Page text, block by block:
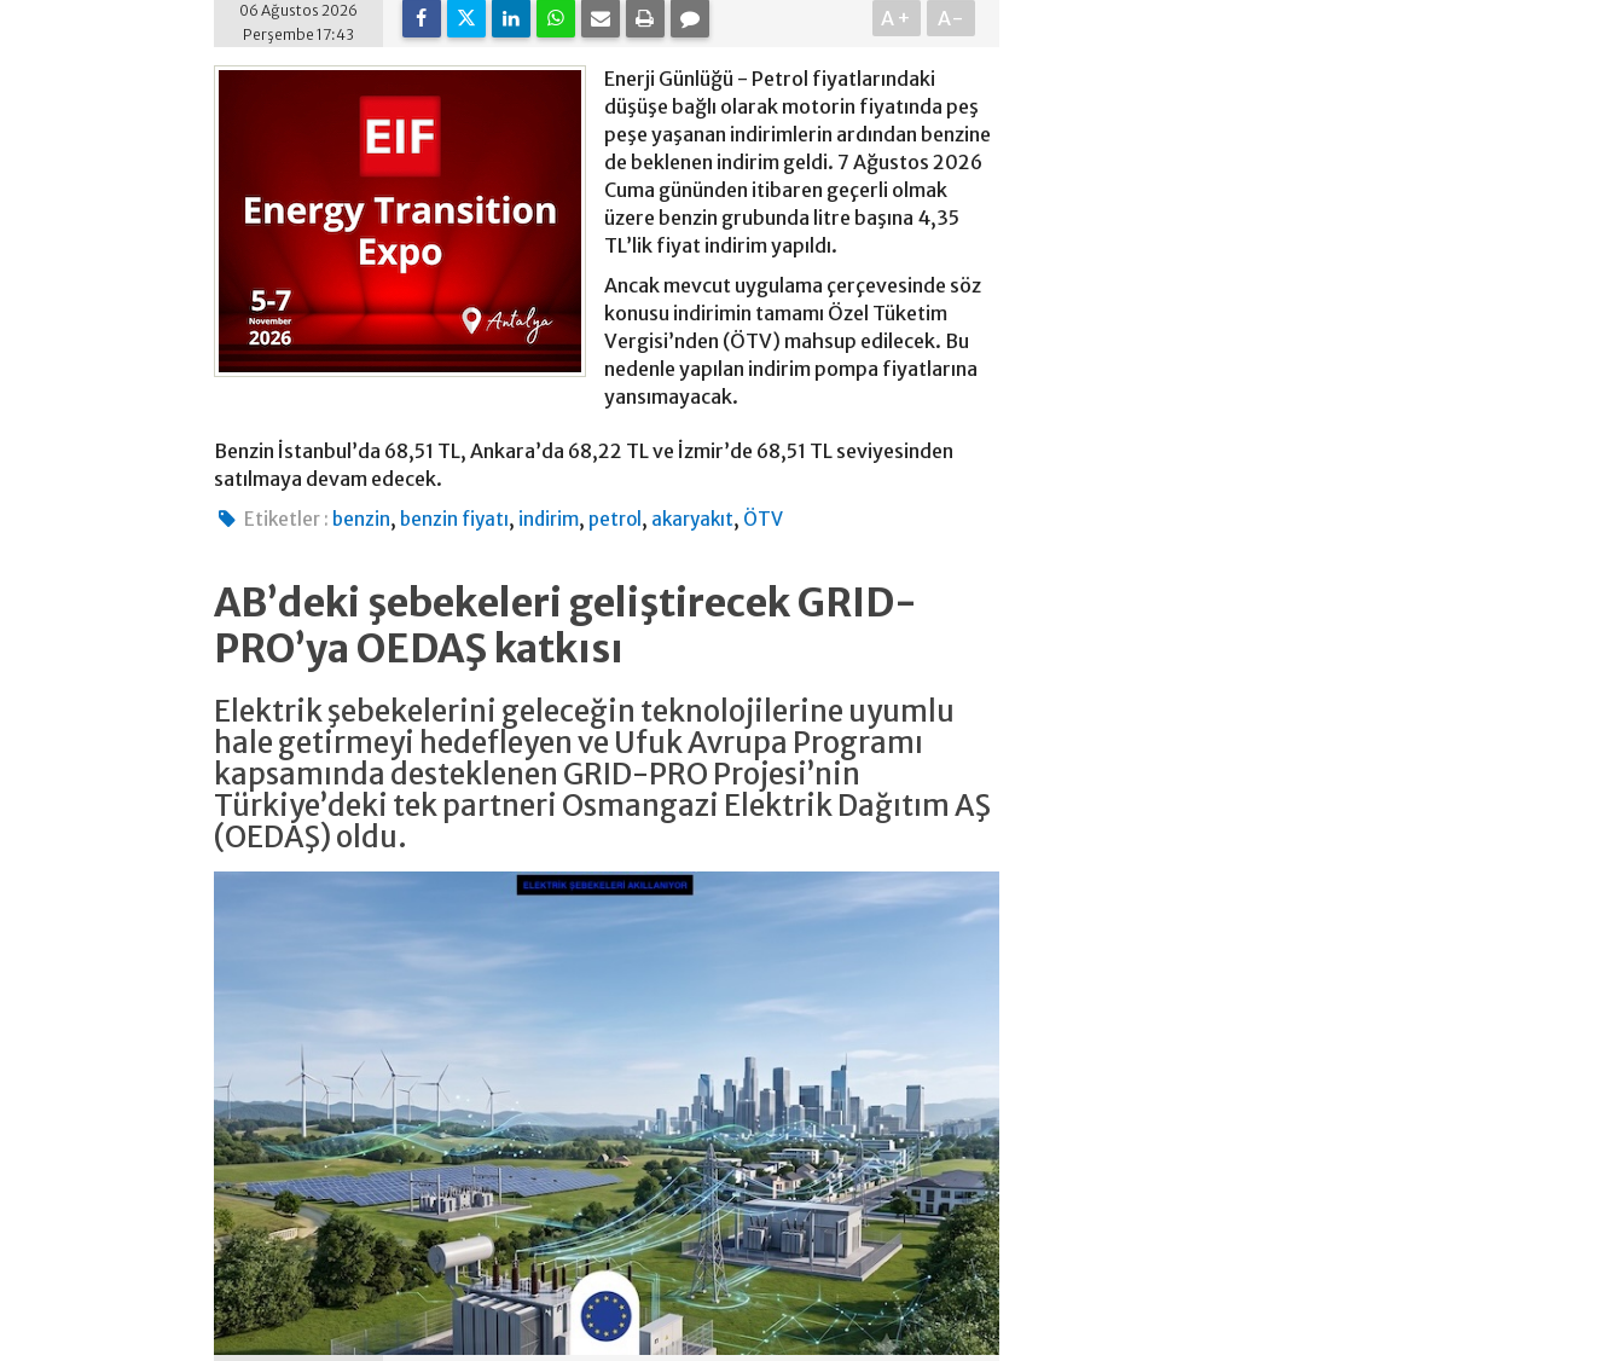
06 Ağustos 2026
Perşembe 17:43
A+ A-
Enerji Günlüğü - Petrol fiyatlarındaki
düşüşe bağlı olarak motorin fiyatında peş
peşe yaşanan indirimlerin ardından benzine
de beklenen indirim geldi. 7 Ağustos 2026
Cuma gününden itibaren geçerli olmak
üzere benzin grubunda litre başına 4,35
TL’lik fiyat indirim yapıldı.
Ancak mevcut uygulama çerçevesinde söz
konusu indirimin tamamı Özel Tüketim
Vergisi’nden (ÖTV) mahsup edilecek. Bu
nedenle yapılan indirim pompa fiyatlarına
yansımayacak.
Benzin İstanbul’da 68,51 TL, Ankara’da 68,22 TL ve İzmir’de 68,51 TL seviyesinden
satılmaya devam edecek.
Etiketler : benzin, benzin fiyatı, indirim, petrol , akaryakıt, ÖTV
AB’deki şebekeleri geliştirecek GRID-
PRO’ya OEDAŞ katkısı
Elektrik şebekelerini geleceğin teknolojilerine uyumlu
hale getirmeyi hedefleyen ve Ufuk Avrupa Programı
kapsamında desteklenen GRID-PRO Projesi’nin
Türkiye’deki tek partneri Osmangazi Elektrik Dağıtım AŞ
(OEDAŞ) oldu.